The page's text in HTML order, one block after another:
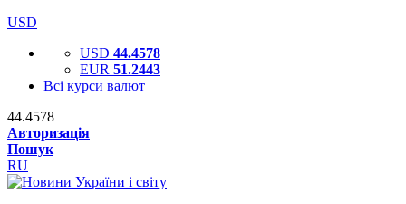
USD
USD 44.4578
EUR 51.2443
Всі курси валют
44.4578
Авторизація
Пошук
RU